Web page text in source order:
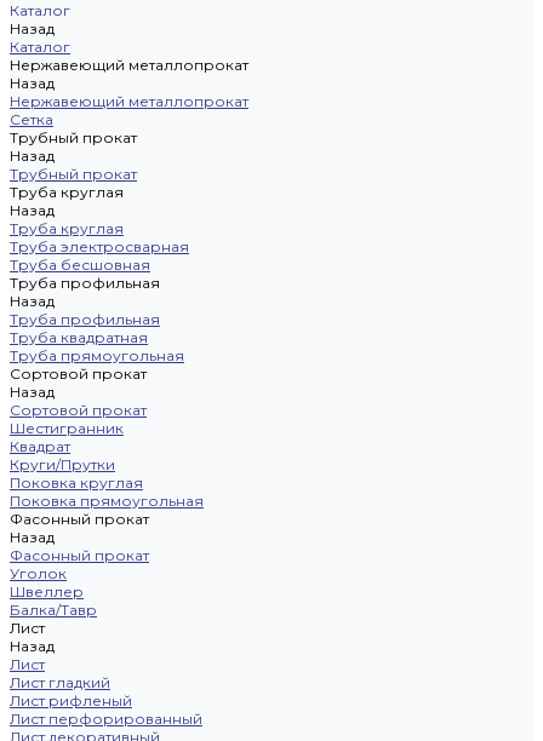
Каталог
Назад
Каталог
Нержавеющий металлопрокат
Назад
Нержавеющий металлопрокат
Сетка
Трубный прокат
Назад
Трубный прокат
Труба круглая
Назад
Труба круглая
Труба электросварная
Труба бесшовная
Труба профильная
Назад
Труба профильная
Труба квадратная
Труба прямоугольная
Сортовой прокат
Назад
Сортовой прокат
Шестигранник
Квадрат
Круги/Прутки
Поковка круглая
Поковка прямоугольная
Фасонный прокат
Назад
Фасонный прокат
Уголок
Швеллер
Балка/Тавр
Лист
Назад
Лист
Лист гладкий
Лист рифленый
Лист перфорированный
Лист декоративный